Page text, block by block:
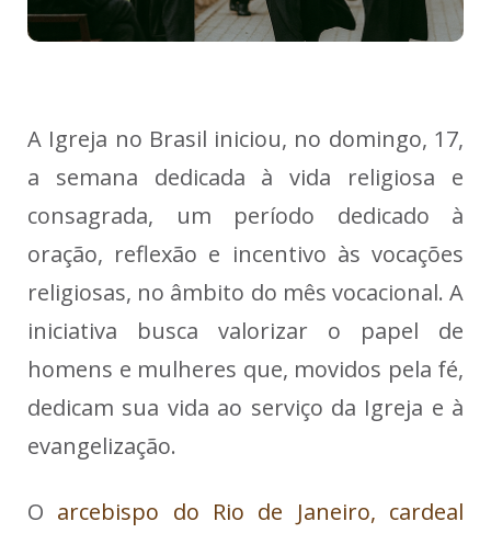
A Igreja no Brasil iniciou, no domingo, 17,
a semana dedicada à vida religiosa e
consagrada, um período dedicado à
oração, reflexão e incentivo às vocações
religiosas, no âmbito do mês vocacional. A
iniciativa busca valorizar o papel de
homens e mulheres que, movidos pela fé,
dedicam sua vida ao serviço da Igreja e à
evangelização.
O arcebispo do Rio de Janeiro, cardeal